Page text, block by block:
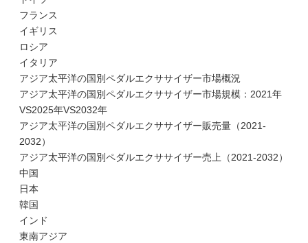
フランス
イギリス
ロシア
イタリア
アジア太平洋の国別ペダルエクササイザー市場概況
アジア太平洋の国別ペダルエクササイザー市場規模：2021年
VS2025年VS2032年
アジア太平洋の国別ペダルエクササイザー販売量（2021-
2032）
アジア太平洋の国別ペダルエクササイザー売上（2021-2032）
中国
日本
韓国
インド
東南アジア